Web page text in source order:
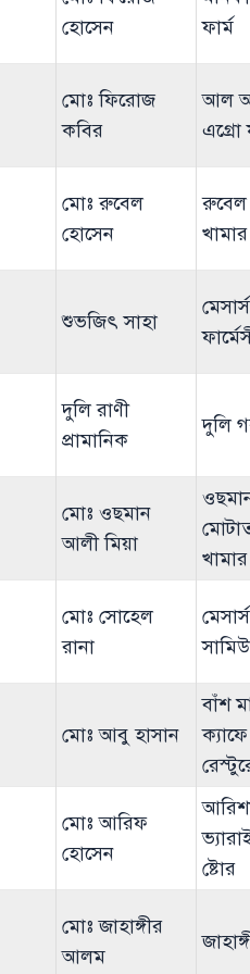
হোসেন
ফার্ম
মোঃ ফিরোজ
কবির
আল
এগ্রো
মোঃ রুবেল
হোসেন
খামার
শুভজিৎ সাহা
দুলি রাণী
প্রামানিক
দুলি
মোঃ ওছমান
আলী মিয়া
খামার
মোঃ সোহেল
রানা
মেসার্স
মোঃ আবু হাসান
বাঁশ
মোঃ আরিফ
হোসেন
ষ্টোর
মোঃ জাহাঙ্গীর
আলম